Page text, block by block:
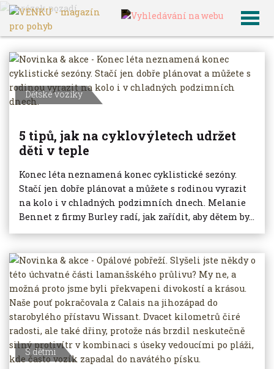
VENKU Archiv článků
Dětské vozíky
5 tipů, jak na cyklovýletech udržet
děti v teple
Konec léta neznamená konec cyklistické sezóny.
Stačí jen dobře plánovat a můžete s rodinou vyrazit
na kolo i v chladných podzimních dnech. Melanie
Bennet z firmy Burley radí, jak zařídit, aby dětem by...
S dětmi